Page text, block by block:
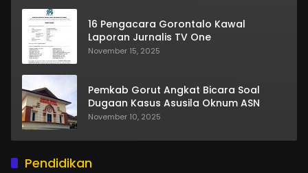
16 Pengacara Gorontalo Kawal
Laporan Jurnalis TV One
November 15, 2025
Pemkab Gorut Angkat Bicara Soal
Dugaan Kasus Asusila Oknum ASN
November 10, 2025
Pendidikan